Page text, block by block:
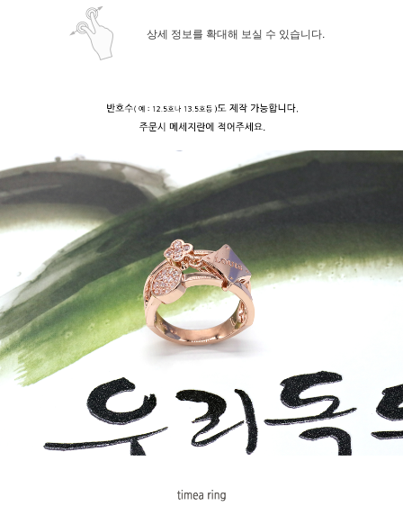
페이코 ID로 페
상세 정보를 확대해 보실 수 있습니다.